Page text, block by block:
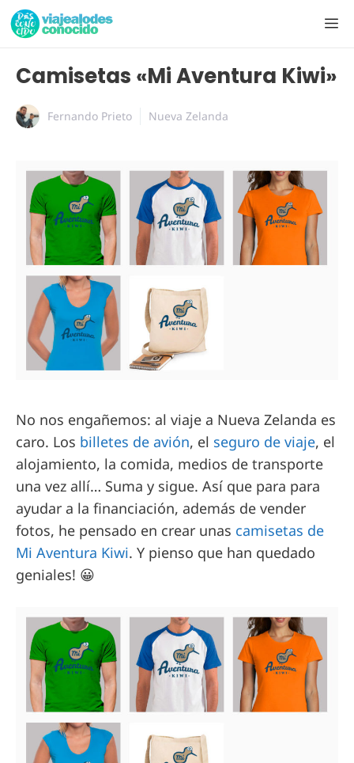
Camisetas «Mi Aventura Kiwi»
Fernando Prieto Nueva Zelanda
No nos engañemos: al viaje a Nueva Zelanda es
caro. Los billetes de avión, el seguro de viaje, el
alojamiento, la comida, medios de transporte
una vez allí… Suma y sigue. Así que para para
ayudar a la financiación, además de vender
fotos, he pensado en crear unas camisetas de
Mi Aventura Kiwi. Y pienso que han quedado
geniales! 😀